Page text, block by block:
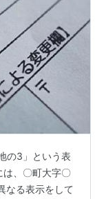
の3」という表
は、〇町大字〇
なる表示をして